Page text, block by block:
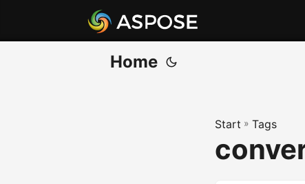
Home
Start » Tags